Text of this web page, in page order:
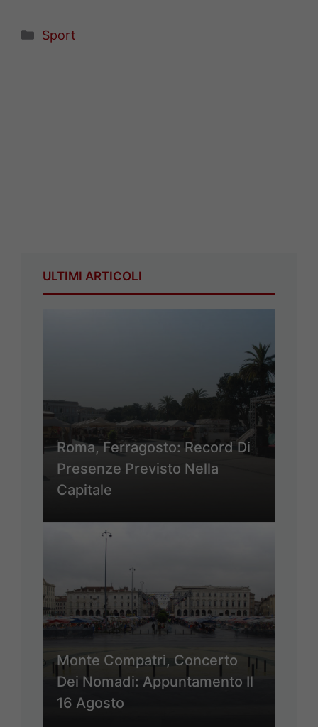
Categorie
Sport
ULTIMI ARTICOLI
Roma, Ferragosto: Record Di
Presenze Previsto Nella
Capitale
Monte Compatri, Concerto
Dei Nomadi: Appuntamento Il
16 Agosto